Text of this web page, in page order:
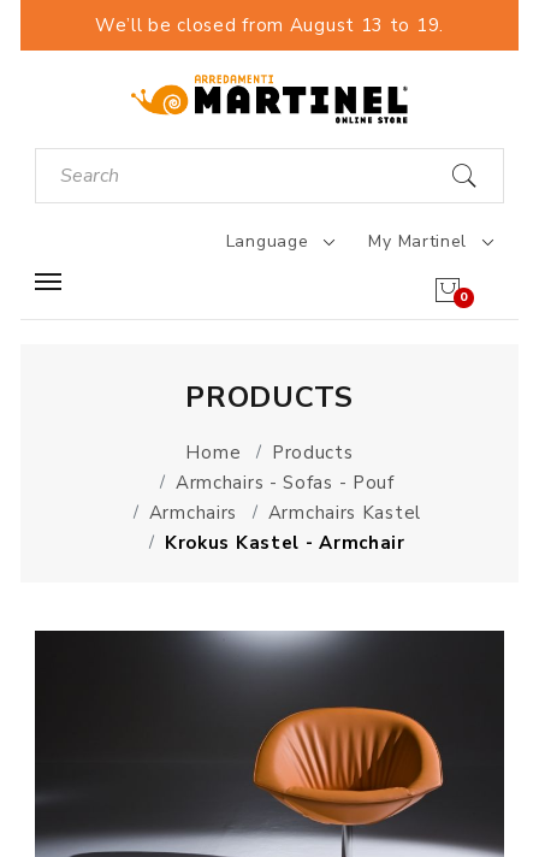
We’ll be closed from August 13 to 19.
Language My Martinel
0
PRODUCTS
Home
Products
Armchairs - Sofas - Pouf
Armchairs
Armchairs Kastel
Krokus Kastel - Armchair